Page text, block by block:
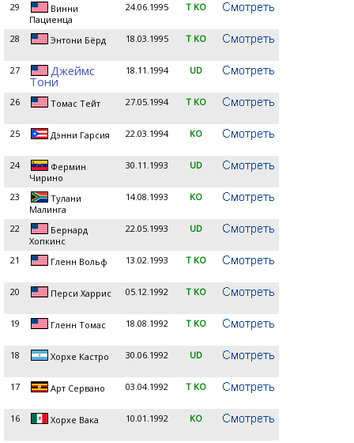
29
Винни
Пациенца
24.06.1995 T KO
28 Энтони Бёрд 18.03.1995 T KO
27 Джеймс
Тони
18.11.1994 UD
26 Томас Тейт 27.05.1994 T KO
25 Дэнни Гарсия 22.03.1994 KO
24
Фермин
Чирино
30.11.1993 UD
23
Тулани
Малинга
14.08.1993 KO
22
Бернард
Хопкинс
22.05.1993 UD
21 Гленн Вольф 13.02.1993 T KO
20 Перси Харрис 05.12.1992 T KO
19 Гленн Томас 18.08.1992 T KO
18 Хорхе Кастро 30.06.1992 UD
17 Арт Сервано 03.04.1992 T KO
16 Хорхе Вака 10.01.1992 KO